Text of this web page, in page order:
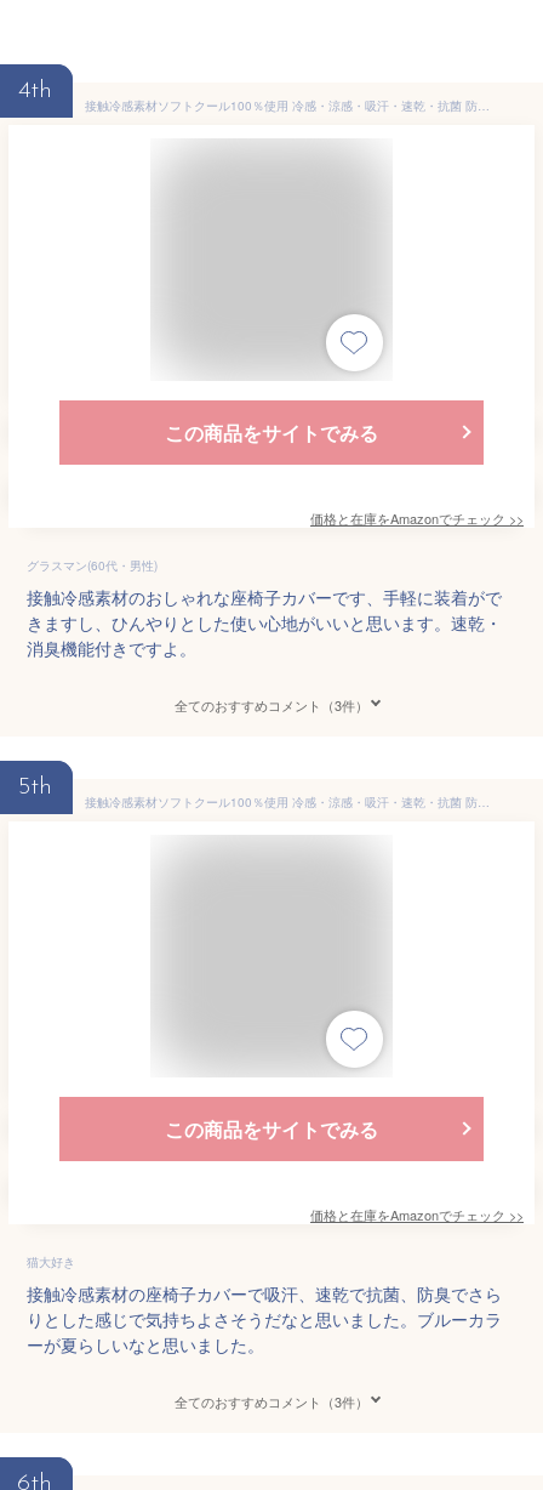
4th
接触冷感素材ソフトクール100％使用 冷感・涼感・吸汗・速乾・抗菌 防臭・消臭 ひんやり座椅子カバー 1人掛け用 50×163cm（長さ約80～130cmまで取付可能） グリーン
この商品をサイトでみる
価格と在庫をAmazonでチェック >>
グラスマン(60代・男性)
接触冷感素材のおしゃれな座椅子カバーです、手軽に装着がで
きますし、ひんやりとした使い心地がいいと思います。速乾・
消臭機能付きですよ。
全てのおすすめコメント（3件）
5th
接触冷感素材ソフトクール100％使用 冷感・涼感・吸汗・速乾・抗菌 防臭・消臭 ひんやり座椅子カバー 1人掛け用 50×163cm（長さ約80～130cmまで取付可能） ブルー
この商品をサイトでみる
価格と在庫をAmazonでチェック >>
猫大好き
接触冷感素材の座椅子カバーで吸汗、速乾で抗菌、防臭でさら
りとした感じで気持ちよさそうだなと思いました。ブルーカラ
ーが夏らしいなと思いました。
全てのおすすめコメント（3件）
6th